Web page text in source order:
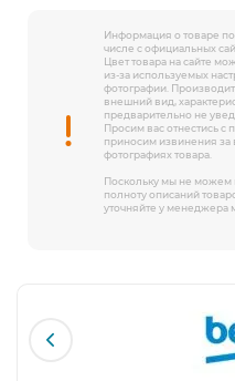
Информация о товаре
числе с официальных
Цвет товара на сайте
из-за используемых
фотографии.
внешний вид,
предварительно не
Просим вас отнестись с
приносим извинения за
фотографиях товара.
Поскольку мы не можем
полноту описаний
уточняйте у менеджера